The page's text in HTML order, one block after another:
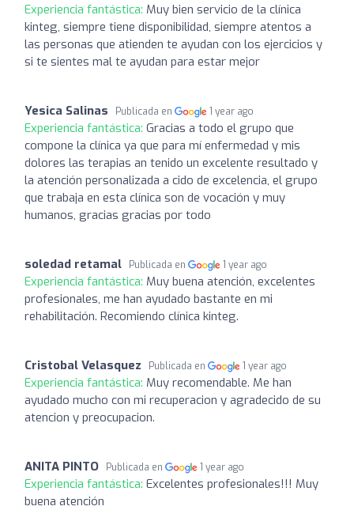
Experiencia fantástica: Muy bien servicio de la clínica
kinteg, siempre tiene disponibilidad, siempre atentos a
las personas que atienden te ayudan con los ejercicios y
si te sientes mal te ayudan para estar mejor
Yesica Salinas Publicada en 1 year ago
Experiencia fantástica: Gracias a todo el grupo que
compone la clínica ya que para mí enfermedad y mis
dolores las terapias an tenido un excelente resultado y
la atención personalizada a cido de excelencia, el grupo
que trabaja en esta clínica son de vocación y muy
humanos, gracias gracias por todo
soledad retamal Publicada en 1 year ago
Experiencia fantástica: Muy buena atención, excelentes
profesionales, me han ayudado bastante en mi
rehabilitación. Recomiendo clínica kinteg.
Cristobal Velasquez Publicada en 1 year ago
Experiencia fantástica: Muy recomendable. Me han
ayudado mucho con mi recuperacion y agradecido de su
atencion y preocupacion.
ANITA PINTO Publicada en 1 year ago
Experiencia fantástica: Excelentes profesionales!!! Muy
buena atención